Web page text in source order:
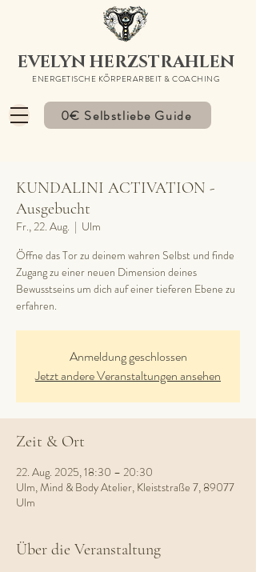
ENERGETISCHE KÖRPERARBEIT & COACHING
EVELYN HERZSTRAHLEN
0€ Selbstliebe Guide
KUNDALINI ACTIVATION -
Ausgebucht
Fr., 22. Aug.
  |
Ulm
Öffne das Tor zu deinem wahren Selbst und finde
Zugang zu einer neuen Dimension deines
Bewusstseins um dich auf einer tieferen Ebene zu
erfahren.
Anmeldung geschlossen
Jetzt andere Veranstaltungen ansehen
Zeit & Ort
22. Aug. 2025, 18:30 – 20:30
Ulm, Mind & Body Atelier, Kleiststraße 7, 89077
Ulm
Über die Veranstaltung